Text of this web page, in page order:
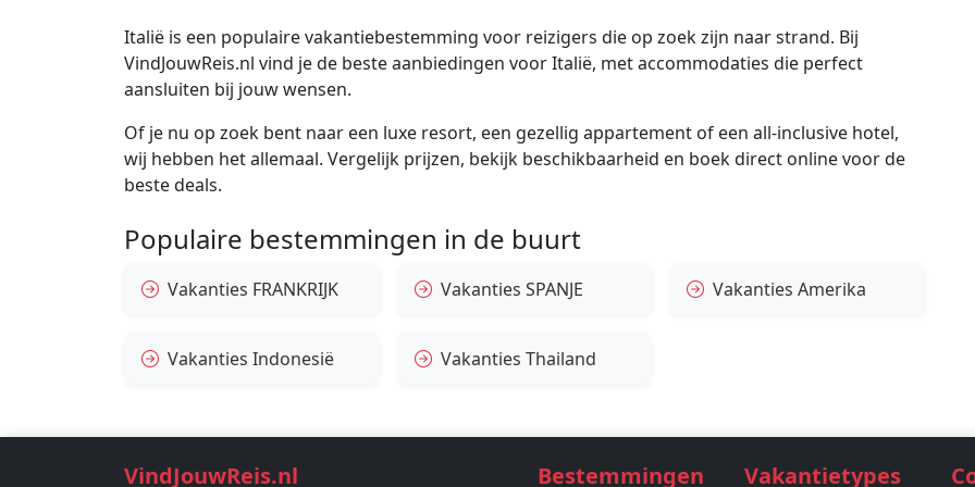
Italië is een populaire vakantiebestemming voor reizigers die op zoek zijn naar strand. Bij
VindJouwReis.nl vind je de beste aanbiedingen voor Italië, met accommodaties die perfect
aansluiten bij jouw wensen.
Of je nu op zoek bent naar een luxe resort, een gezellig appartement of een all-inclusive hotel,
wij hebben het allemaal. Vergelijk prijzen, bekijk beschikbaarheid en boek direct online voor de
beste deals.
Populaire bestemmingen in de buurt
Vakanties FRANKRIJK Vakanties SPANJE Vakanties Amerika
Vakanties Indonesië Vakanties Thailand
VindJouwReis.nl Bestemmingen Vakantietypes